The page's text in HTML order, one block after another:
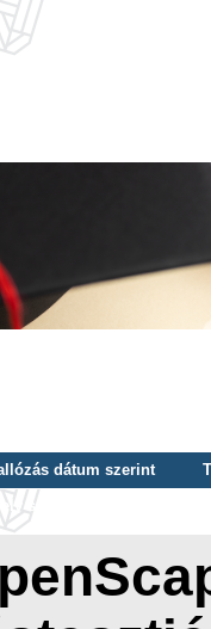
dátum szerint
szerint